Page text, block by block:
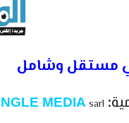
مستقل وشامل
:
MEDIA sarl